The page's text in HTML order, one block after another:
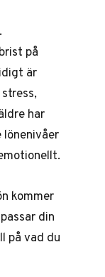
på
är
har
kommer
din
på vad du